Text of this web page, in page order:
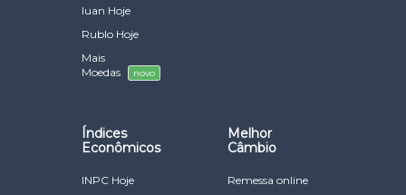
Iuan Hoje
Rublo Hoje
Mais
Moedas
novo
Índices
Econômicos
INPC Hoje
Melhor
Câmbio
Remessa online